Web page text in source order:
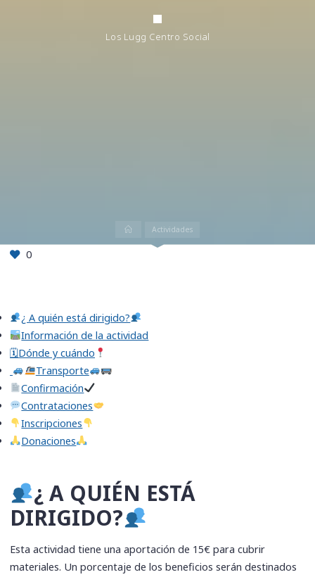
Los Lugg Centro Social
InicioActividades
0
​¿ A quién está dirigido?
Información de la actividad
🗓Dónde y cuándo
Transporte
Confirmación
​Contrataciones
​Inscripciones
​Donaciones
​¿ A QUIÉN ESTÁ
DIRIGIDO?
Esta actividad tiene una aportación de 15€ para cubrir
materiales. Un porcentaje de los beneficios serán destinados